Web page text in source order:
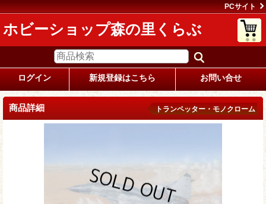
PCサイト
ホビーショップ森の里くらぶ
ログイン 新規登録はこちら お問い合せ
商品詳細 トランペッター・モノクローム